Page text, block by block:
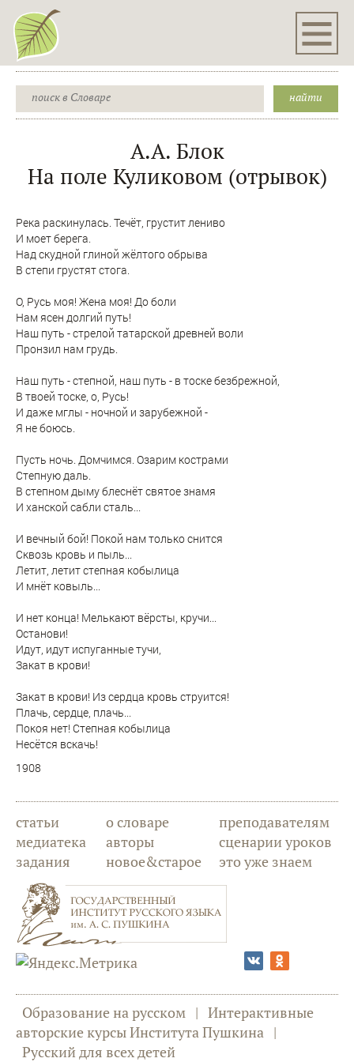
А.А. Блок
На поле Куликовом (отрывок)
Река раскинулась. Течёт, грустит лениво
И моет берега.
Над скудной глиной жёлтого обрыва
В степи грустят стога.
О, Русь моя! Жена моя! До боли
Нам ясен долгий путь!
Наш путь - стрелой татарской древней воли
Пронзил нам грудь.
Наш путь - степной, наш путь - в тоске безбрежной,
В твоей тоске, о, Русь!
И даже мглы - ночной и зарубежной -
Я не боюсь.
Пусть ночь. Домчимся. Озарим кострами
Степную даль.
В степном дыму блеснёт святое знамя
И ханской сабли сталь...
И вечный бой! Покой нам только снится
Сквозь кровь и пыль...
Летит, летит степная кобылица
И мнёт ковыль...
И нет конца! Мелькают вёрсты, кручи...
Останови!
Идут, идут испуганные тучи,
Закат в крови!
Закат в крови! Из сердца кровь струится!
Плачь, сердце, плачь...
Покоя нет! Степная кобылица
Несётся вскачь!
1908
статьи
медиатека
задания
о словаре
авторы
новое&старое
преподавателям
сценарии уроков
это уже знаем
Образование на русском | Интерактивные
авторские курсы Института Пушкина |
Русский для всех детей